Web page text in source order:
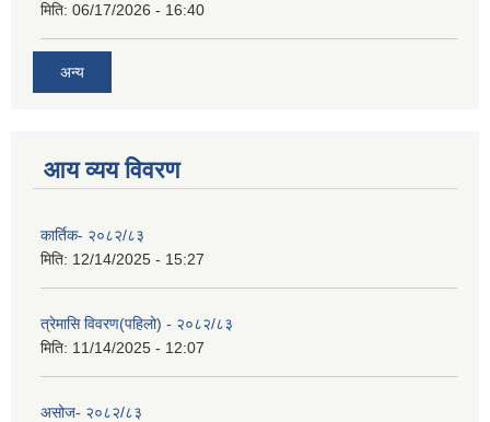
मिति: 06/17/2026 - 16:40
अन्य
आय व्यय विवरण
कार्तिक- २०८२/८३
मिति: 12/14/2025 - 15:27
त्रेमासि विवरण(पहिलो) - २०८२/८३
मिति: 11/14/2025 - 12:07
असोज- २०८२/८३